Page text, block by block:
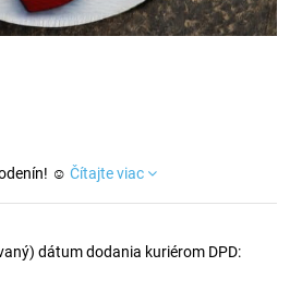
☺ Čítajte viac
dátum dodania kuriérom DPD: